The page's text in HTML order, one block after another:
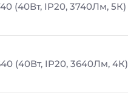
(40Вт, IP20, 3740Лм, 5К)
(40Вт, IP20, 3640Лм, 4К)